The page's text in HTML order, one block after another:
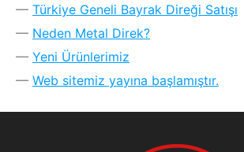
Türkiye Geneli Bayrak Direği Satışı
Neden Metal Direk?
Yeni Ürünlerimiz
Web sitemiz yayına başlamıştır.